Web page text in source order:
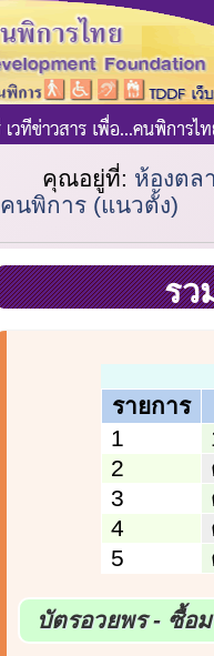
คุณอยู่ที่: ห้องตล
คนพิการ (แนวตั้ง)
รว
รายการ
1
2
3
4
5
บัตรอวยพร - ซื้อ